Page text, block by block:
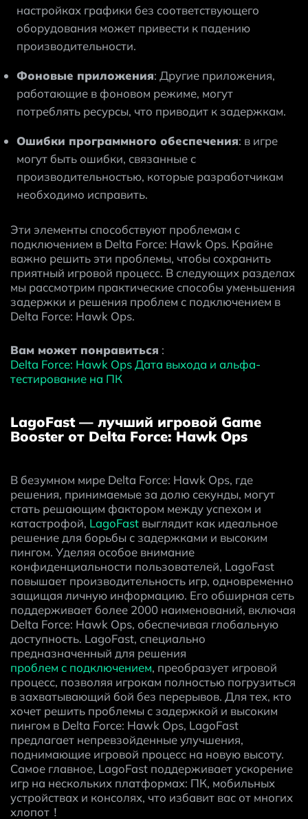
настройках графики без соответствующего
оборудования может привести к падению
производительности.
Фоновые приложения: Другие приложения,
работающие в фоновом режиме, могут
потреблять ресурсы, что приводит к задержкам.
Ошибки программного обеспечения: в игре
могут быть ошибки, связанные с
производительностью, которые разработчикам
необходимо исправить.
Эти элементы способствуют проблемам с
подключением в Delta Force: Hawk Ops. Крайне
важно решить эти проблемы, чтобы сохранить
приятный игровой процесс. В следующих разделах
мы рассмотрим практические способы уменьшения
задержки и решения проблем с подключением в
Delta Force: Hawk Ops.
Вам может понравиться :
Delta Force: Hawk Ops Дата выхода и альфа-
тестирование на ПК
LagoFast — лучший игровой Game
Booster от Delta Force: Hawk Ops
В безумном мире Delta Force: Hawk Ops, где
решения, принимаемые за долю секунды, могут
стать решающим фактором между успехом и
катастрофой, LagoFast выглядит как идеальное
решение для борьбы с задержками и высоким
пингом. Уделяя особое внимание
конфиденциальности пользователей, LagoFast
повышает производительность игр, одновременно
защищая личную информацию. Его обширная сеть
поддерживает более 2000 наименований, включая
Delta Force: Hawk Ops, обеспечивая глобальную
доступность. LagoFast, специально
предназначенный для решения
проблем с подключением, преобразует игровой
процесс, позволяя игрокам полностью погрузиться
в захватывающий бой без перерывов. Для тех, кто
хочет решить проблемы с задержкой и высоким
пингом в Delta Force: Hawk Ops, LagoFast
предлагает непревзойденные улучшения,
поднимающие игровой процесс на новую высоту.
Самое главное, LagoFast поддерживает ускорение
игр на нескольких платформах: ПК, мобильных
устройствах и консолях, что избавит вас от многих
хлопот！